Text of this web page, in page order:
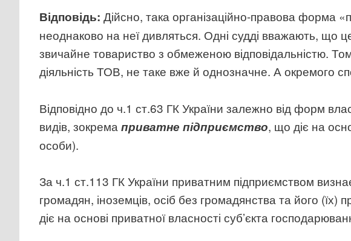
Відповідь:Дійсно, така організаційно-правова форма
неоднаково на неї дивляться. Одні судді вважають, що
звичайне товариство з обмеженою відповідальністю.
діяльність ТОВ, не таке вже й однозначне. А окремого
Відповідно до ч.1 ст.63 ГК України залежно від форм
видів, зокремаприватне підприємство, що діє на
особи).
За ч.1 ст.113 ГК України приватним підприємством
громадян, іноземців, осіб без громадянства та його
діє на основі приватної власності суб’єкта